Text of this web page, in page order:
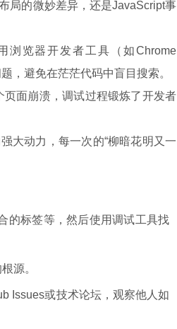
局的微妙差异，还是JavaScript事
浏览器开发者工具（如Chrome
，避免在茫茫代码中盲目搜索。
页面崩溃，调试过程锻炼了开发者
大动力，每一次的“柳暗花明又一
的标签等，然后使用调试工具找
源。
Issues或技术论坛，观察他人如